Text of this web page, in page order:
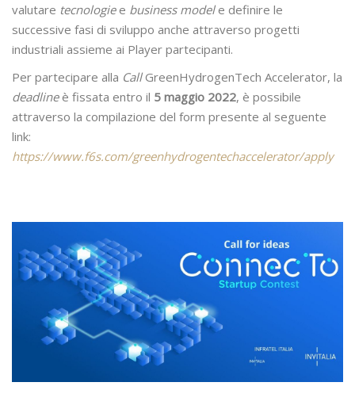
valutare tecnologiee business modele definire le
successive fasi di sviluppo anche attraverso progetti
industriali assieme ai Player partecipanti.
Per partecipare alla CallGreenHydrogenTech Accelerator, la
deadlineè fissata entro il 5 maggio 2022, è possibile
attraverso la compilazione del form presente al seguente
link:
https://www.f6s.com/greenhydrogentechaccelerator/apply